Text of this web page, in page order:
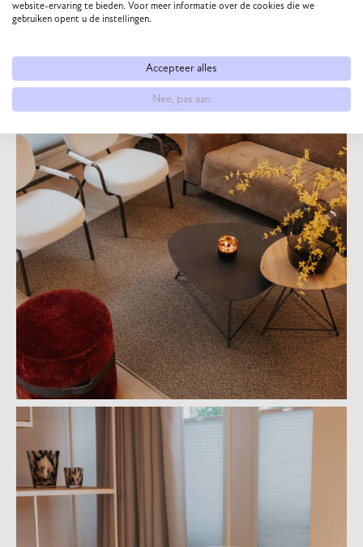
website-ervaring te bieden. Voor meer informatie over de cookies die we
gebruiken opent u de instellingen.
Accepteer alles
Nee, pas aan